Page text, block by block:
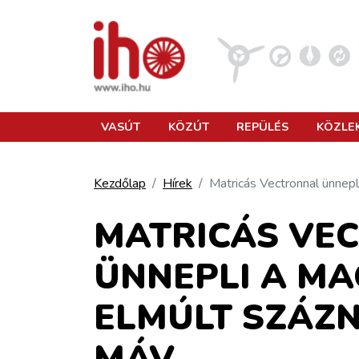
KÖZLEKEDÉSFEJLESZTÉS
ELLÁTÁSI LÁNC
VASÚT KÖZÚT REPÜLÉS
Kezdőlap Hírek Matricás Vectronnal
MATRICÁS
ÜNNEPLI A
ELMÚLT